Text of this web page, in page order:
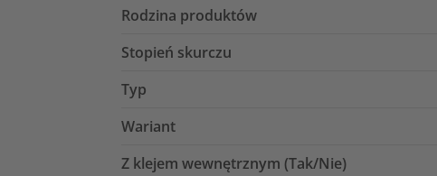
Rodzina produktów
Stopień skurczu
Typ
Wariant
Z klejem wewnętrznym (Tak/Nie)